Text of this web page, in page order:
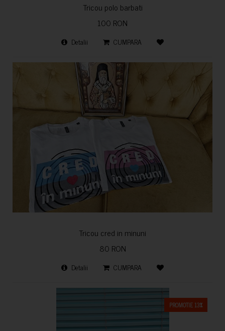
Tricou polo barbati
100 RON
Detalii CUMPARA
Tricou cred in minuni
80 RON
Detalii CUMPARA
PROMOTIE 13%